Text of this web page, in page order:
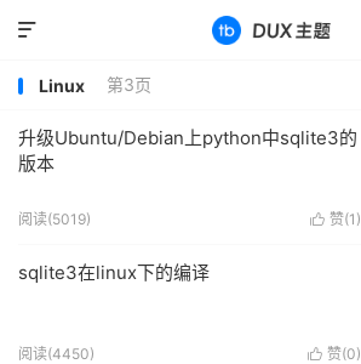

Linux 第3页
升级Ubuntu/Debian上python中sqlite3的
版本
 赞(1 )
阅读(5019)
sqlite3在linux下的编译
 赞(0)
阅读(4450)